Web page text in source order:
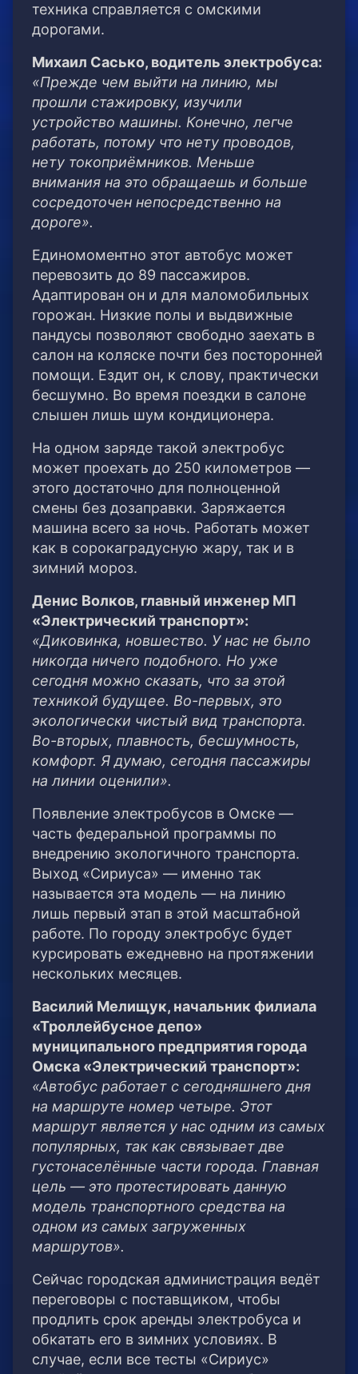
техника справляется с омскими
дорогами.
Михаил Сасько, водитель электробуса:
«Прежде чем выйти на линию, мы
прошли стажировку, изучили
устройство машины. Конечно, легче
работать, потому что нету проводов,
нету токоприёмников. Меньше
внимания на это обращаешь и больше
сосредоточен непосредственно на
дороге».
Единомоментно этот автобус может
перевозить до 89 пассажиров.
Адаптирован он и для маломобильных
горожан. Низкие полы и выдвижные
пандусы позволяют свободно заехать в
салон на коляске почти без посторонней
помощи. Ездит он, к слову, практически
бесшумно. Во время поездки в салоне
слышен лишь шум кондиционера.
На одном заряде такой электробус
может проехать до 250 километров —
этого достаточно для полноценной
смены без дозаправки. Заряжается
машина всего за ночь. Работать может
как в сорокаградусную жару, так и в
зимний мороз.
Денис Волков, главный инженер МП
«Электрический транспорт»:
«Диковинка, новшество. У нас не было
никогда ничего подобного. Но уже
сегодня можно сказать, что за этой
техникой будущее. Во-первых, это
экологически чистый вид транспорта.
Во-вторых, плавность, бесшумность,
комфорт. Я думаю, сегодня пассажиры
на линии оценили».
Появление электробусов в Омске —
часть федеральной программы по
внедрению экологичного транспорта.
Выход «Сириуса» — именно так
называется эта модель — на линию
лишь первый этап в этой масштабной
работе. По городу электробус будет
курсировать ежедневно на протяжении
нескольких месяцев.
Василий Мелищук, начальник филиала
«Троллейбусное депо»
муниципального предприятия города
Омска «Электрический транспорт»:
«Автобус работает с сегодняшнего дня
на маршруте номер четыре. Этот
маршрут является у нас одним из самых
популярных, так как связывает две
густонаселённые части города. Главная
цель — это протестировать данную
модель транспортного средства на
одном из самых загруженных
маршрутов».
Сейчас городская администрация ведёт
переговоры с поставщиком, чтобы
продлить срок аренды электробуса и
обкатать его в зимних условиях. В
случае, если все тесты «Сириус»